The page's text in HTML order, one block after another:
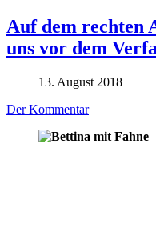
Auf dem rechten
uns vor dem
13. August 2018
Der Kommentar